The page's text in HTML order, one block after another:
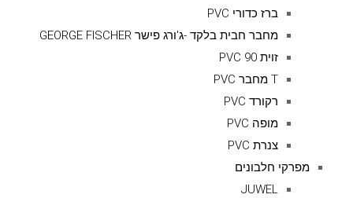
ברז כדורי PVC
מחבר חבית בלקד -ג'ורג פישר GEORGE FISCHER
זוית 90 PVC
T מחבר PVC
רקורד PVC
מופה PVC
צנרת PVC
מפרקי חלבונים
JUWEL